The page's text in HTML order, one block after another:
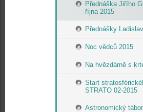
Přednáška Jiřího
října 2015
Přednášky
Noc vědců 2015
Na hvězdárně s
Start
STRATO 02-2015
Astronomický